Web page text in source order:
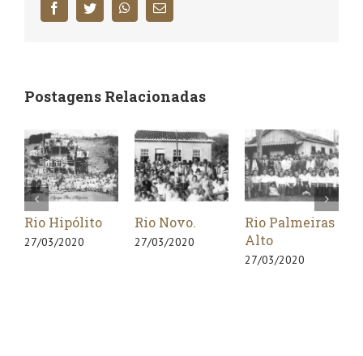
FacebookTwitter WhatsApp
E-
mail
Postagens Relacionadas
Hipólito
03/2020
Rio Novo.
27/03/2020
Rio Palmeiras
27/03/2020
Rio